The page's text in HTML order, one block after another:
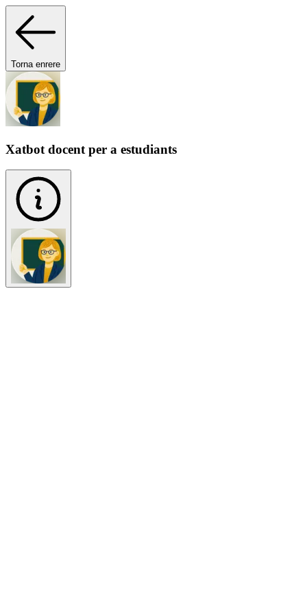
Torna enrere
Xatbot docent per a estudiants